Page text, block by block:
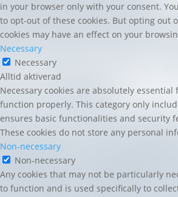
in your browser only with your consent.
to opt-out of these cookies. But opting out
cookies may have an effect on your
Necessary
Necessary
Alltid aktiverad
Necessary cookies are absolutely
function properly. This category only
ensures basic functionalities and security
These cookies do not store any personal
Non-necessary
Non-necessary
Any cookies that may not be particularly
to function and is used specifically to